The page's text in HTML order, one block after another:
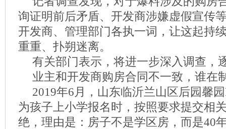
询证明前后矛盾、开发商涉嫌虚假宣传
开发商、管理部门各执一词，让这起持
重重、扑朔迷离。
有关部门表示，将进一步深入调查，
业主和开发商购房合同不一致，谁在
2019年6月，山东临沂兰山区后园馨
为孩子上小学报名时，按照要求提交相
绝，理由是：房子不是学区房，而是40